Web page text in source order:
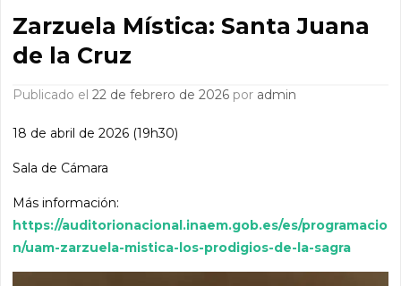
Zarzuela Mística: Santa Juana
de la Cruz
Publicado el22 de febrero de 2026 por admin
18 de abril de 2026 (19h30)
Sala de Cámara
Más información:
https://auditorionacional.inaem.gob.es/es/programacio
n/uam-zarzuela-mistica-los-prodigios-de-la-sagra